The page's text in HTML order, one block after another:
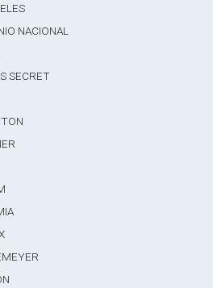
NACIONAL
SECRET